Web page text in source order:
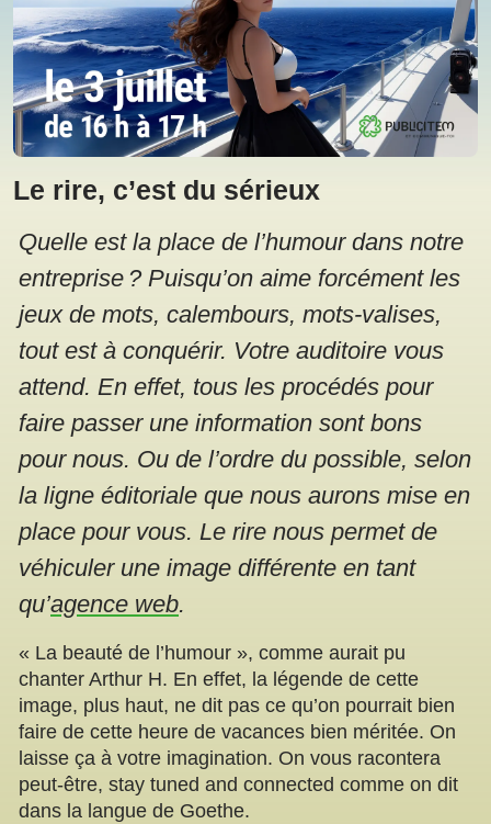
Le rire, c’est du sérieux
Quelle est la place de l’humour dans notre
entreprise ? Puisqu’on aime forcément les
jeux de mots, calembours, mots-valises,
tout est à conquérir. Votre auditoire vous
attend. En effet, tous les procédés pour
faire passer une information sont bons
pour nous. Ou de l’ordre du possible, selon
la ligne éditoriale que nous aurons mise en
place pour vous. Le rire nous permet de
véhiculer une image différente en tant
qu’agence web.
« La beauté de l’humour », comme aurait pu
chanter Arthur H. En effet, la légende de cette
image, plus haut, ne dit pas ce qu’on pourrait bien
faire de cette heure de vacances bien méritée. On
laisse ça à votre imagination. On vous racontera
peut-être, stay tuned and connected comme on dit
dans la langue de Goethe.